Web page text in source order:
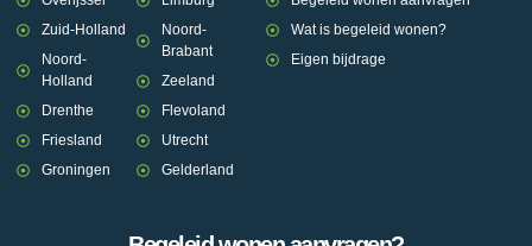
Zuid-Holland
Noord-
Holland
Drenthe
Friesland
Groningen
Noord-
Brabant
Zeeland
Flevoland
Utrecht
Gelderland
Wat is begeleid wonen?
Eigen bijdrage